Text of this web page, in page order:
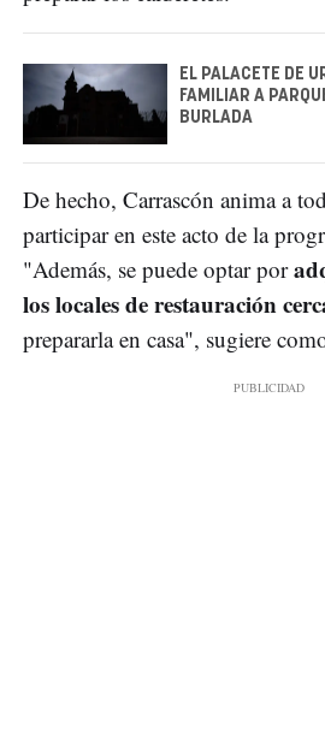
EL PALACETE DE
FAMILIAR A
BURLADA
De hecho, Carrascón anima a
participar en este acto de la
"Además, se puede optar por
los locales de restauración
prepararla en casa", sugiere